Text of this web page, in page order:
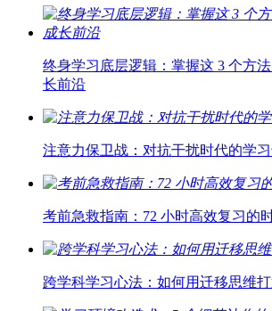
终身学习底层逻辑：掌握这 3 个方
长前沿
注意力保卫战：对抗干扰时代的学
考前急救指南：72 小时高效复习的
跨学科学习心法：如何用迁移思维